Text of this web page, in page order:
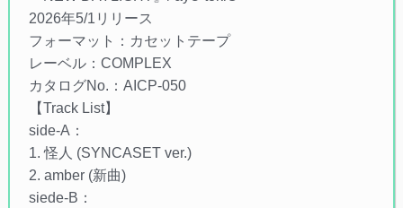
2026年5/1リリース
フォーマット：カセットテープ
レーベル：COMPLEX
カタログNo.：AICP-050
【Track List】
side-A：
1. 怪人 (SYNCASET ver.)
2. amber (新曲)
siede-B：